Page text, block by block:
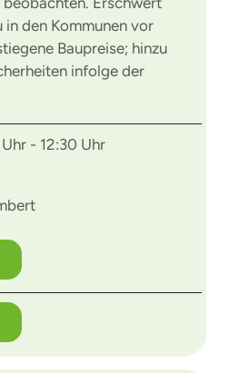
den Kommunen vor
Baupreise; hinzu
infolge der
- 12:30 Uhr